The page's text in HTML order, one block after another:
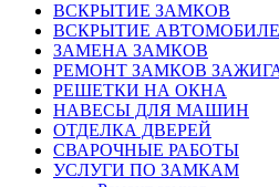
ВСКРЫТИЕ ЗАМКОВ
ВСКРЫТИЕ
ЗАМЕНА ЗАМКОВ
РЕМОНТ ЗАМКОВ
РЕШЕТКИ НА ОКНА
НАВЕСЫ ДЛЯ МАШИН
ОТДЕЛКА ДВЕРЕЙ
СВАРОЧНЫЕ РАБОТЫ
УСЛУГИ ПО ЗАМКАМ